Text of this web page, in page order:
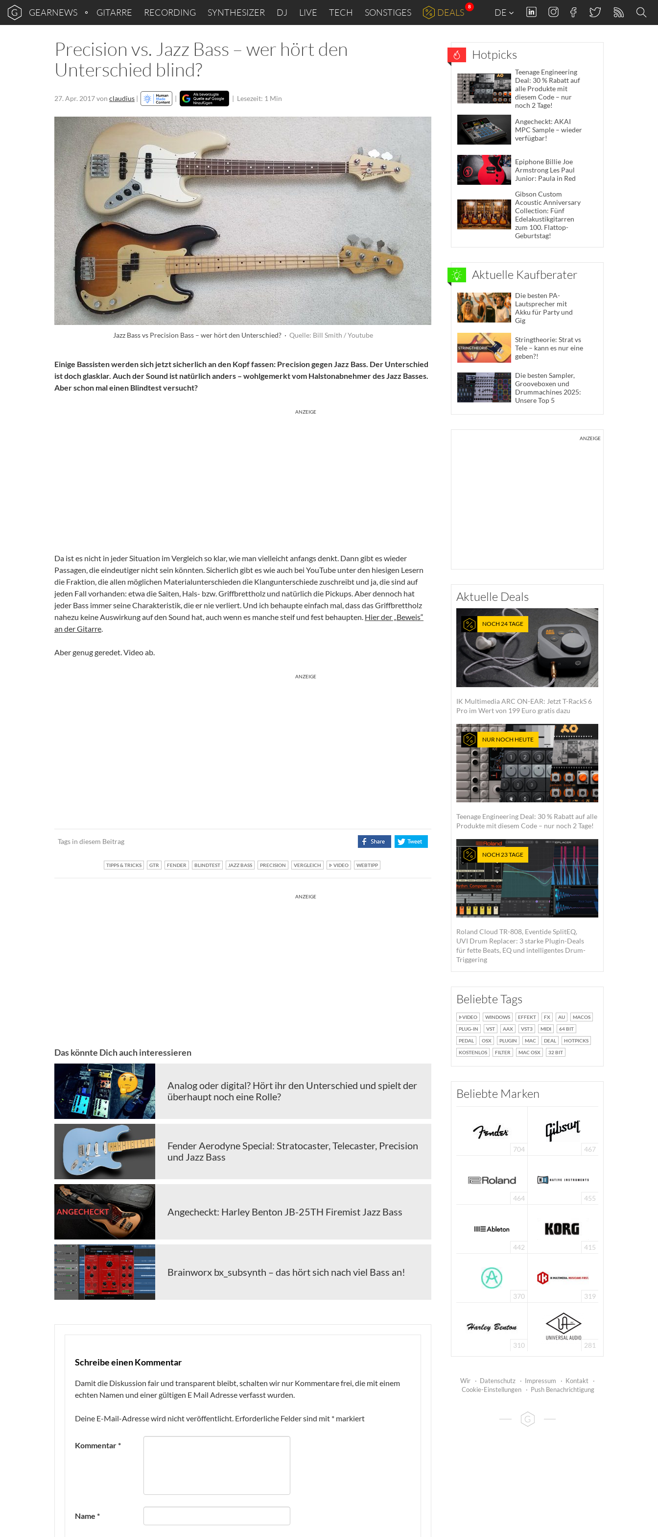
GEARNEWS GITARRE RECORDING SYNTHESIZER DJ LIVE TECH SONSTIGES DEALS
8
DE
Precision vs. Jazz Bass – wer hört den
Unterschied blind?
27. Apr. 2017von claudius | | | Lesezeit: 1 Min
Jazz Bass vs Precision Bass – wer hört den Unterschied? · Quelle: Bill Smith / Youtube
Einige Bassisten werden sich jetzt sicherlich an den Kopf fassen: Precision gegen Jazz Bass. Der Unterschied
ist doch glasklar. Auch der Sound ist natürlich anders – wohlgemerkt vom Halstonabnehmer des Jazz Basses.
Aber schon mal einen Blindtest versucht?
ANZEIGE
Da ist es nicht in jeder Situation im Vergleich so klar, wie man vielleicht anfangs denkt. Dann gibt es wieder
Passagen, die eindeutiger nicht sein könnten. Sicherlich gibt es wie auch bei YouTube unter den hiesigen Lesern
die Fraktion, die allen möglichen Materialunterschieden die Klangunterschiede zuschreibt und ja, die sind auf
jeden Fall vorhanden: etwa die Saiten, Hals- bzw. Griffbrettholz und natürlich die Pickups. Aber dennoch hat
jeder Bass immer seine Charakteristik, die er nie verliert. Und ich behaupte einfach mal, dass das Griffbrettholz
nahezu keine Auswirkung auf den Sound hat, auch wenn es manche steif und fest behaupten. Hier der „Beweis“
an der Gitarre.
Aber genug geredet. Video ab.
ANZEIGE
Tags in diesem Beitrag
TIPPS & TRICKS GTR FENDER BLINDTEST JAZZ BASS PRECISION VERGLEICH VIDEO WEBTIPP
ANZEIGE
Das könnte Dich auch interessieren
Analog oder digital? Hört ihr den Unterschied und spielt der
überhaupt noch eine Rolle?
Fender Aerodyne Special: Stratocaster, Telecaster, Precision
und Jazz Bass
Angecheckt: Harley Benton JB-25TH Firemist Jazz Bass
Brainworx bx_subsynth – das hört sich nach viel Bass an!
Schreibe einen Kommentar
Damit die Diskussion fair und transparent bleibt, schalten wir nur Kommentare frei, die mit einem
echten Namen und einer gültigen E Mail Adresse verfasst wurden.
Deine E-Mail-Adresse wird nicht veröffentlicht. Erforderliche Felder sind mit * markiert
Kommentar*
Name *
Hotpicks
Teenage Engineering
Deal: 30 % Rabatt auf
alle Produkte mit
diesem Code – nur
noch 2 Tage!
Angecheckt: AKAI
MPC Sample – wieder
verfügbar!
Epiphone Billie Joe
Armstrong Les Paul
Junior: Paula in Red
Gibson Custom
Acoustic Anniversary
Collection: Fünf
Edelakustikgitarren
zum 100. Flattop-
Geburtstag!
Aktuelle Kaufberater
Die besten PA-
Lautsprecher mit
Akku für Party und
Gig
Stringtheorie: Strat vs
Tele – kann es nur eine
geben?!
Die besten Sampler,
Grooveboxen und
Drummachines 2025:
Unsere Top 5
ANZEIGE
Aktuelle Deals
NOCH 24 TAGE
IK Multimedia ARC ON-EAR: Jetzt T-RackS 6
Pro im Wert von 199 Euro gratis dazu
NUR NOCH HEUTE
Teenage Engineering Deal: 30 % Rabatt auf alle
Produkte mit diesem Code – nur noch 2 Tage!
NOCH 23 TAGE
Roland Cloud TR-808, Eventide SplitEQ,
UVI Drum Replacer: 3 starke Plugin-Deals
für fette Beats, EQ und intelligentes Drum-
Triggering
Beliebte Tags
VIDEO WINDOWS EFFEKT FX AU
MACOS
PLUG-IN
VST AAX VST3 MIDI
64 BIT
PEDAL
OSX PLUGIN MAC DEAL
HOTPICKS
KOSTENLOS
FILTER MAC OSX 32 BIT
Beliebte Marken
704 467
464 455
442 415
370 319
310 281
Wir · Datenschutz · Impressum · Kontakt
·
Cookie-Einstellungen
· Push Benachrichtigung